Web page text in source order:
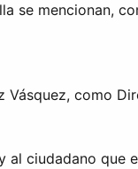
se mencionan,
como
ciudadano que